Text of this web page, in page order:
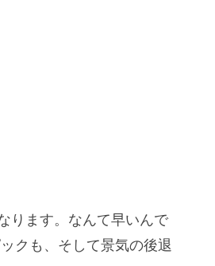
ります。なんて早いんで
クも、そして景気の後退